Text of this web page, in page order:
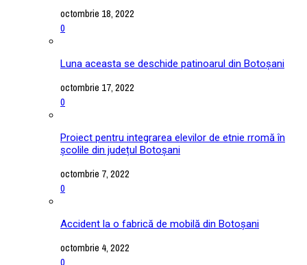
octombrie 18, 2022
0
Luna aceasta se deschide patinoarul din Botoșani
octombrie 17, 2022
0
Proiect pentru integrarea elevilor de etnie rromă în
școlile din județul Botoșani
octombrie 7, 2022
0
Accident la o fabrică de mobilă din Botoșani
octombrie 4, 2022
0